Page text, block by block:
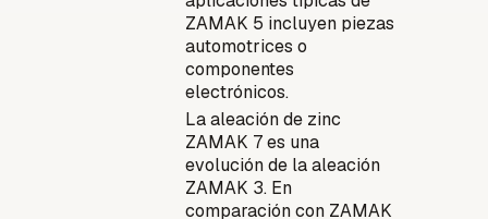
ZAMAK 5 incluyen piezas
automotrices o
componentes
electrónicos.
La aleación de zinc
ZAMAK 7 es una
evolución de la aleación
ZAMAK 3. En
comparación con ZAMAK